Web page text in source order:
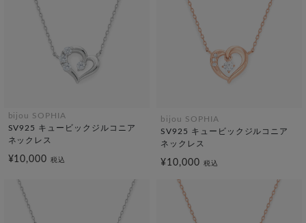
bijou SOPHIA
SV925 キュービックジルコニア
ネックレス
¥10,000税込
bijou SOPHIA
SV925 キュービックジルコニア
ネックレス
¥10,000 税込